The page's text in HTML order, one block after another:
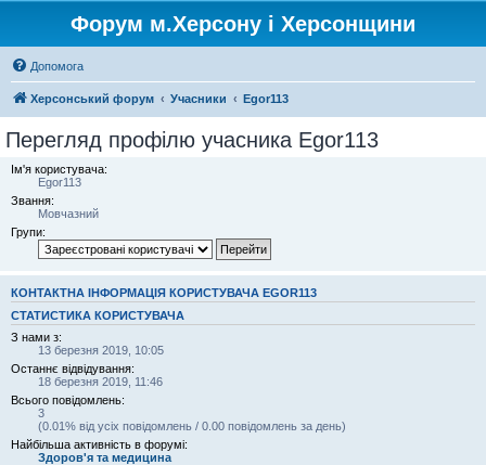
Форум м.Херсону і Херсонщини
Допомога
Херсонський форум Учасники Egor113
Перегляд профілю учасника Egor113
Ім'я користувача:
Egor113
Звання:
Мовчазний
Групи:
КОНТАКТНА ІНФОРМАЦІЯ КОРИСТУВАЧА EGOR113
СТАТИСТИКА КОРИСТУВАЧА
З нами з:
13 березня 2019, 10:05
Останнє відвідування:
18 березня 2019, 11:46
Всього повідомлень:
3
(0.01% від усіх повідомлень / 0.00 повідомлень за день)
Найбільша активність в форумі:
Здоров'я та медицина